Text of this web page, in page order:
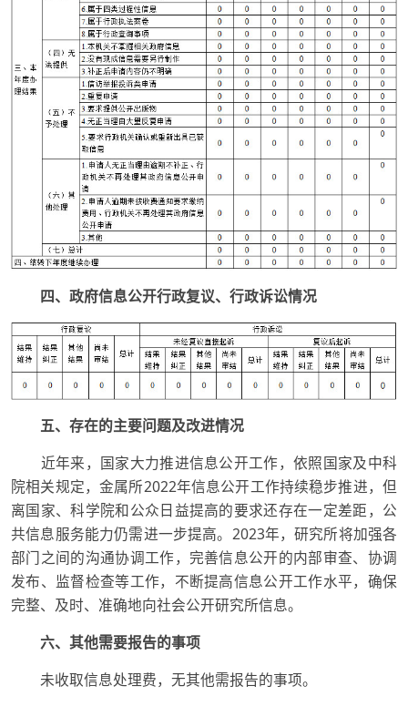
四、政府信息公开行政复议、行政诉讼情况
五、存在的主要问题及改进情况
近年来，国家大力推进信息公开工作，依照国家及中科
院相关规定，金属所2022年信息公开工作持续稳步推进，但
离国家、科学院和公众日益提高的要求还存在一定差距，公
共信息服务能力仍需进一步提高。2023年，研究所将加强各
部门之间的沟通协调工作，完善信息公开的内部审查、协调
发布、监督检查等工作，不断提高信息公开工作水平，确保
完整、及时、准确地向社会公开研究所信息。
六、其他需要报告的事项
未收取信息处理费，无其他需报告的事项。